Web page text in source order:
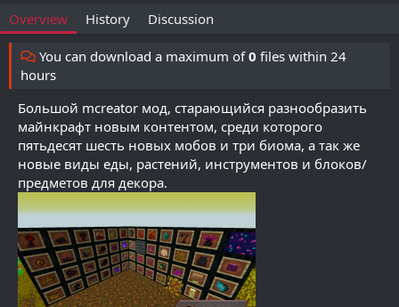
t
h
o
r
t
d
a
t
e
Overview History Discussion
You can download a maximum of0 files within 24
hours
Большой mcreator мод, старающийся разнообразить
майнкрафт новым контентом, среди которого
пятьдесят шесть новых мобов и три биома, а так же
новые виды еды, растений, инструментов и блоков/
предметов для декора.